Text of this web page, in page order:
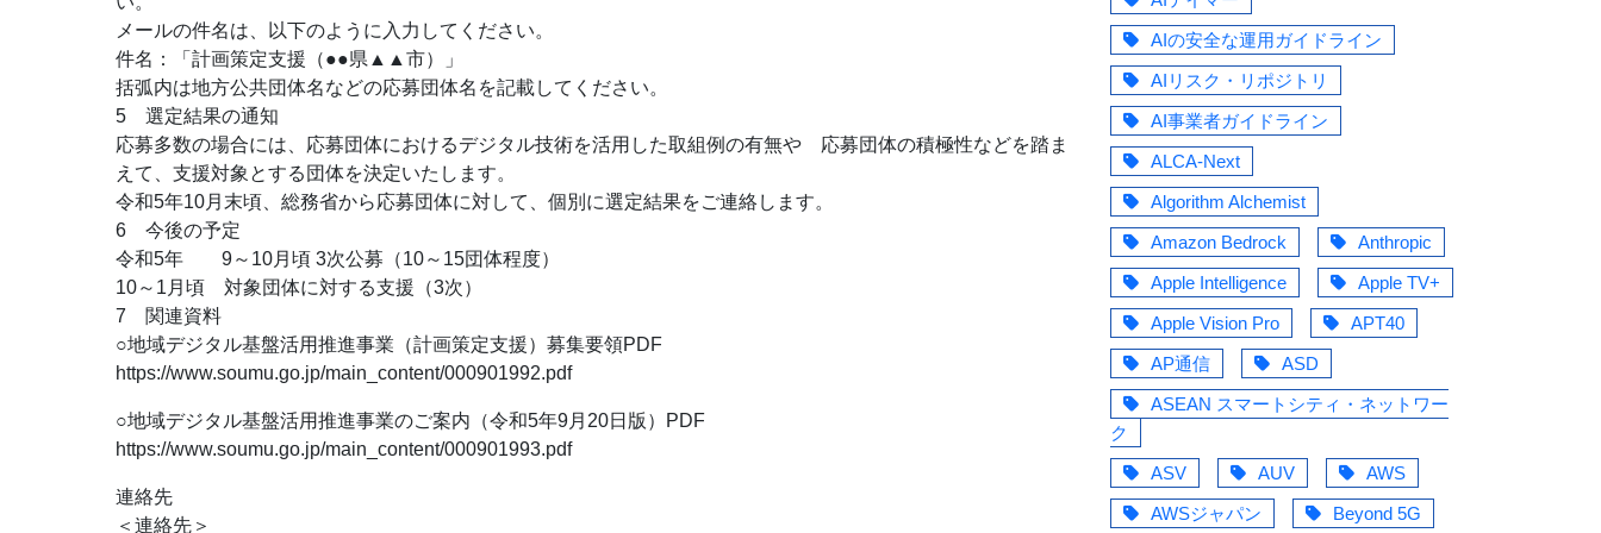
メールの件名は、以下のように入力してください。
件名：「計画策定支援（●●県▲▲市）」
括弧内は地方公共団体名などの応募団体名を記載してください。
5 選定結果の通知
応募多数の場合には、応募団体におけるデジタル技術を活用した取組例の有無や 応募団体の積極性などを踏ま
えて、支援対象とする団体を決定いたします。
令和5年10月末頃、総務省から応募団体に対して、個別に選定結果をご連絡します。
6 今後の予定
令和5年 9～10月頃 3次公募（10～15団体程度）
10～1月頃 対象団体に対する支援（3次）
7 関連資料
○地域デジタル基盤活用推進事業（計画策定支援）募集要領PDF
https://www.soumu.go.jp/main_content/000901992.pdf
○地域デジタル基盤活用推進事業のご案内（令和5年9月20日版）PDF
https://www.soumu.go.jp/main_content/000901993.pdf
連絡先
＜連絡先＞
AIの安全な運用ガイドライン
AIリスク・リポジトリ
AI事業者ガイドライン
ALCA-Next
Algorithm Alchemist
Amazon Bedrock
Anthropic
Apple Intelligence
Apple TV+
Apple Vision Pro
APT40
AP通信
ASD
ASEAN スマートシティ・ネットワー
ク
ASV
AUV
AWS
AWSジャパン
Beyond 5G